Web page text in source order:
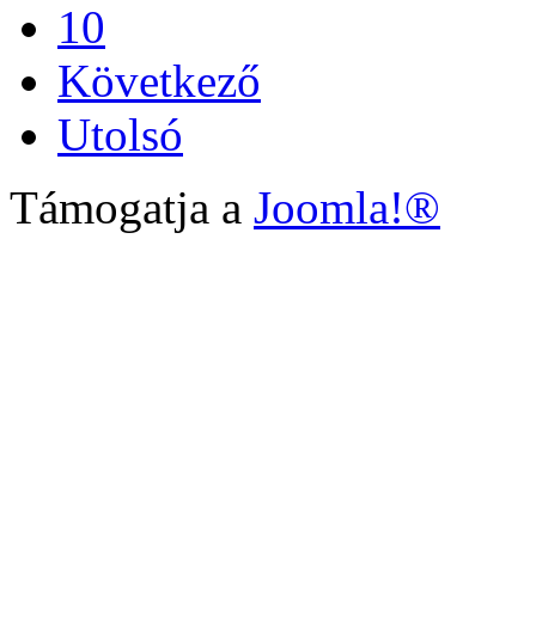
10
Következő
Utolsó
Támogatja a Joomla!®